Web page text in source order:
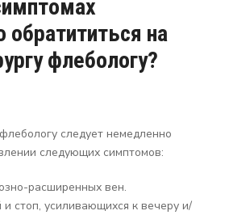
обратититься на
флебологу?
следует немедленно
следующих симптомов:
расширенных вен.
и стоп, усиливающихся к вечеру и/